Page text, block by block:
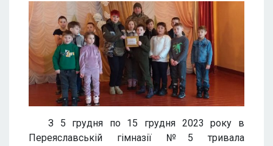
З 5 грудня по 15 грудня 2023 року в
Переяславській гімназії №5 тривала